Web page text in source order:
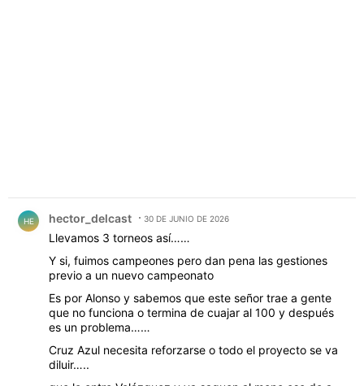
HE hector_delcast 30 DE JUNIO DE 2026
Llevamos 3 torneos así……
Y si, fuimos campeones pero dan pena las gestiones
previo a un nuevo campeonato
Es por Alonso y sabemos que este señor trae a gente
que no funciona o termina de cuajar al 100 y después
es un problema……
Cruz Azul necesita reforzarse o todo el proyecto se va
diluir…..